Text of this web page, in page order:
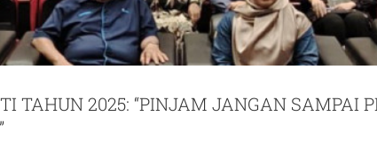
TAHUN 2025: “PINJAM JANGAN SAMPAI